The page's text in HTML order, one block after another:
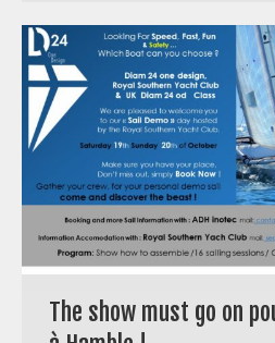
The show must go on